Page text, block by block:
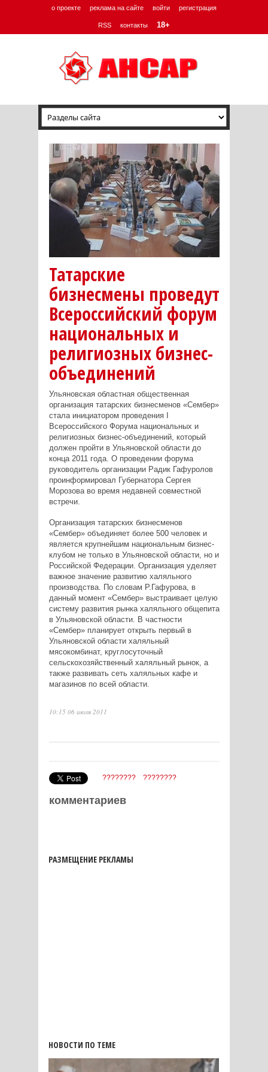
о проекте реклама на сайте войти регистрация
RSS контакты 18+
Татарские
бизнесмены проведут
Всероссийский форум
национальных и
религиозных бизнес-
объединений
Ульяновская областная общественная
организация татарских бизнесменов «Сембер»
стала инициатором проведения I
Всероссийского Форума национальных и
религиозных бизнес-объединений, который
должен пройти в Ульяновской области до
конца 2011 года. О проведении форума
руководитель организации Радик Гафуролов
проинформировал Губернатора Сергея
Морозова во время недавней совместной
встречи.
Организация татарских бизнесменов
«Сембер» объединяет более 500 человек и
является крупнейшим национальным бизнес-
клубом не только в Ульяновской области, но и
Российской Федерации. Организация уделяет
важное значение развитию халяльного
производства. По словам Р.Гафурова, в
данный момент «Сембер» выстраивает целую
систему развития рынка халяльного общепита
в Ульяновской области. В частности
«Сембер» планирует открыть первый в
Ульяновской области халяльный
мясокомбинат, круглосуточный
сельскохозяйственный халяльный рынок, а
также развивать сеть халяльных кафе и
магазинов по всей области.
10:15 06 июля 2011
???????? ????????
комментариев
РАЗМЕЩЕНИЕ РЕКЛАМЫ
НОВОСТИ ПО ТЕМЕ